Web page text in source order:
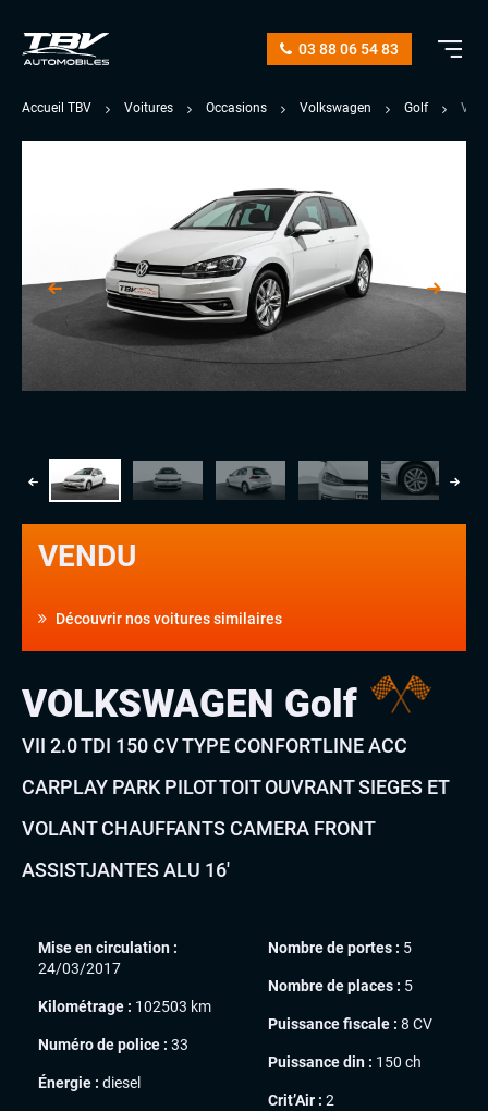
03 88 06 54 83
Accueil TBV Voitures Occasions Volkswagen Golf VII
VENDU
Découvrir nos voitures similaires
VOLKSWAGEN Golf
VII 2.0 TDI 150 CV TYPE CONFORTLINE ACC
CARPLAY PARK PILOT TOIT OUVRANT SIEGES ET
VOLANT CHAUFFANTS CAMERA FRONT
ASSISTJANTES ALU 16′
Mise en circulation :
24/03/2017
Kilométrage : 102503 km
Numéro de police : 33
Énergie : diesel
Nombre de portes : 5
Nombre de places : 5
Puissance fiscale : 8 CV
Puissance din : 150 ch
Crit’Air : 2